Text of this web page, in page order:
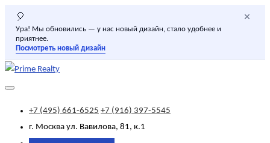
🎈
Ура! Мы обновились — у нас новый дизайн, стало удобнее и
приятнее.
Посмотреть новый дизайн
×
+7 (495) 661-6525 +7 (916) 397-5545
г. Москва ул. Вавилова, 81, к.1